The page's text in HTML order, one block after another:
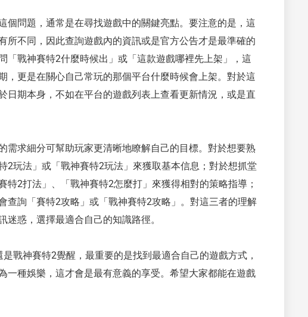
個問題，通常是在尋找遊戲中的關鍵亮點。要注意的是，這
所不同，因此查詢遊戲內的資訊或是官方公告才是最準確的
「戰神賽特2什麼時候出」或「這款遊戲哪裡先上架」，這
，更是在關心自己常玩的那個平台什麼時候會上架。對於這
日期本身，不如在平台的遊戲列表上查看更新情況，或是直
需求細分可幫助玩家更清晰地瞭解自己的目標。對於想要熟
2玩法」或「戰神賽特2玩法」來獲取基本信息；對於想抓堂
特2打法」、「戰神賽特2怎麼打」來獲得相對的策略指導；
查詢「賽特2攻略」或「戰神賽特2攻略」。對這三者的理解
惑，選擇最適合自己的知識路徑。
戰神賽特2覺醒，最重要的是找到最適合自己的遊戲方式，
一種娛樂，這才會是最有意義的享受。希望大家都能在遊戲